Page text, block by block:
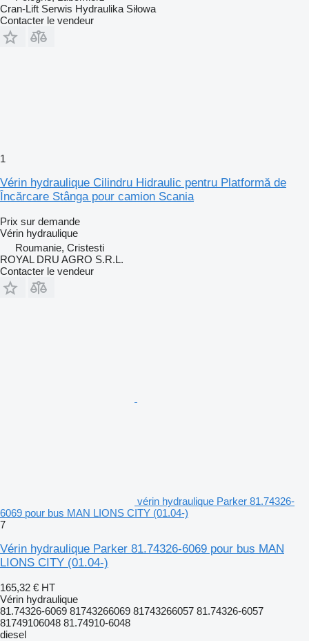
Cran-Lift Serwis Hydraulika Siłowa
Contacter le vendeur
1
Vérin hydraulique Cilindru Hidraulic pentru Platformă de
Încărcare Stânga pour camion Scania
Prix sur demande
Vérin hydraulique
Roumanie, Cristesti
ROYAL DRU AGRO S.R.L.
Contacter le vendeur
vérin hydraulique Parker 81.74326-
6069 pour bus MAN LIONS CITY (01.04-)
7
Vérin hydraulique Parker 81.74326-6069 pour bus MAN
LIONS CITY (01.04-)
165,32 € HT
Vérin hydraulique
81.74326-6069 81743266069 81743266057 81.74326-6057
81749106048 81.74910-6048
diesel